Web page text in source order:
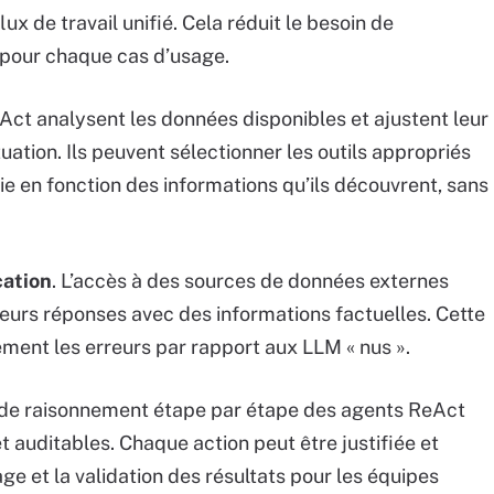
de travail unifié. Cela réduit le besoin de
chaque cas d’usage.
analysent les données disponibles et ajustent leur
Ils peuvent sélectionner les outils appropriés
en fonction des informations qu’ils découvrent, sans
. L’accès à des sources de données externes
réponses avec des informations factuelles. Cette
les erreurs par rapport aux LLM « nus ».
raisonnement étape par étape des agents ReAct
auditables. Chaque action peut être justifiée et
et la validation des résultats pour les équipes